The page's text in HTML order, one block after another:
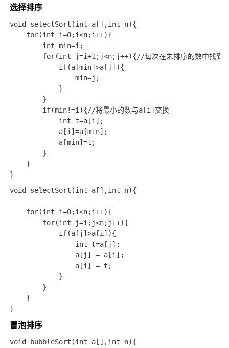
选择排序
void selectSort(int a[],int n){
    for(int i=0;i<n;i++){
        int min=i;
for(int j=i+1;j<n;j++){//每次在未排序的数中找到
            if(a[min]>a[j]){
                min=j;
            }
        }
        if(min!=i){//将最小的数与a[i]交换
            int t=a[i];
            a[i]=a[min];
            a[min]=t;
        }
    }
void selectSort(int a[],int n){
            if(a[j]>a[i]){
                int t=a[j];
                a[j] = a[i];
                a[i] = t;
            }
        }
    }
冒泡排序
void bubbleSort(int a[],int n){